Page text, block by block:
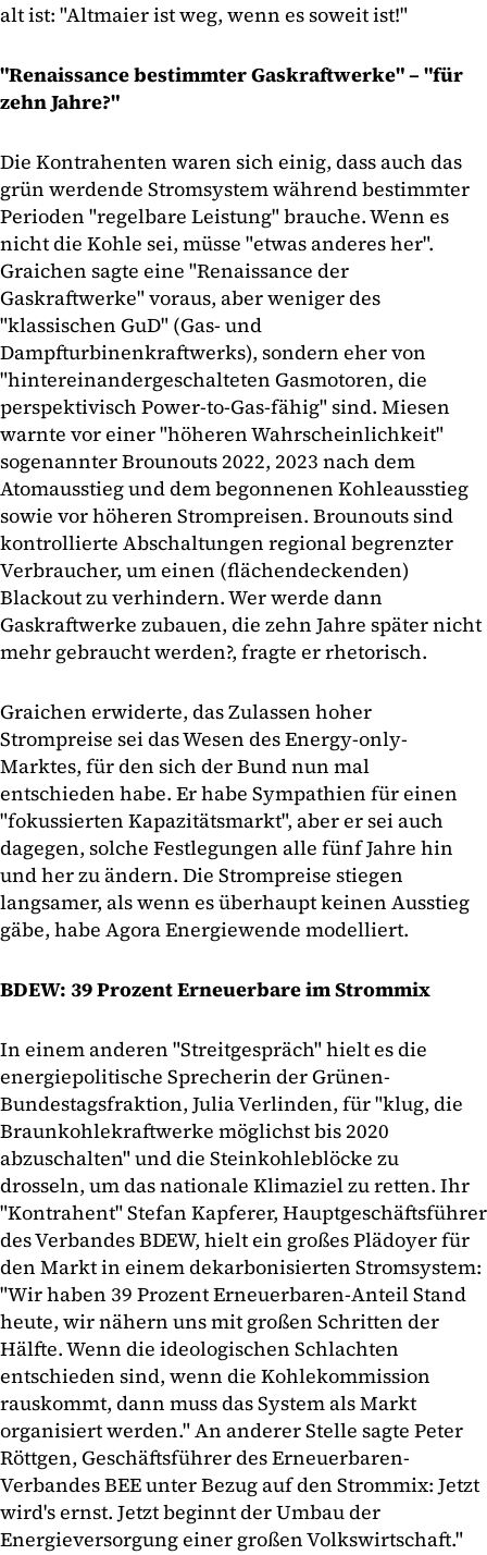
alt ist: "Altmaier ist weg, wenn es soweit ist!"
"Renaissance bestimmter Gaskraftwerke" – "für
zehn Jahre?"
Die Kontrahenten waren sich einig, dass auch das
grün werdende Stromsystem während bestimmter
Perioden "regelbare Leistung" brauche. Wenn es
nicht die Kohle sei, müsse "etwas anderes her".
Graichen sagte eine "Renaissance der
Gaskraftwerke" voraus, aber weniger des
"klassischen GuD" (Gas- und
Dampfturbinenkraftwerks), sondern eher von
"hintereinandergeschalteten Gasmotoren, die
perspektivisch Power-to-Gas-fähig" sind. Miesen
warnte vor einer "höheren Wahrscheinlichkeit"
sogenannter Brounouts 2022, 2023 nach dem
Atomausstieg und dem begonnenen Kohleausstieg
sowie vor höheren Strompreisen. Brounouts sind
kontrollierte Abschaltungen regional begrenzter
Verbraucher, um einen (flächendeckenden)
Blackout zu verhindern. Wer werde dann
Gaskraftwerke zubauen, die zehn Jahre später nicht
mehr gebraucht werden?, fragte er rhetorisch.
Graichen erwiderte, das Zulassen hoher
Strompreise sei das Wesen des Energy-only-
Marktes, für den sich der Bund nun mal
entschieden habe. Er habe Sympathien für einen
"fokussierten Kapazitätsmarkt", aber er sei auch
dagegen, solche Festlegungen alle fünf Jahre hin
und her zu ändern. Die Strompreise stiegen
langsamer, als wenn es überhaupt keinen Ausstieg
gäbe, habe Agora Energiewende modelliert.
BDEW: 39 Prozent Erneuerbare im Strommix
In einem anderen "Streitgespräch" hielt es die
energiepolitische Sprecherin der Grünen-
Bundestagsfraktion, Julia Verlinden, für "klug, die
Braunkohlekraftwerke möglichst bis 2020
abzuschalten" und die Steinkohleblöcke zu
drosseln, um das nationale Klimaziel zu retten. Ihr
"Kontrahent" Stefan Kapferer, Hauptgeschäftsführer
des Verbandes BDEW, hielt ein großes Plädoyer für
den Markt in einem dekarbonisierten Stromsystem:
"Wir haben 39 Prozent Erneuerbaren-Anteil Stand
heute, wir nähern uns mit großen Schritten der
Hälfte. Wenn die ideologischen Schlachten
entschieden sind, wenn die Kohlekommission
rauskommt, dann muss das System als Markt
organisiert werden." An anderer Stelle sagte Peter
Röttgen, Geschäftsführer des Erneuerbaren-
Verbandes BEE unter Bezug auf den Strommix: Jetzt
wird's ernst. Jetzt beginnt der Umbau der
Energieversorgung einer großen Volkswirtschaft."